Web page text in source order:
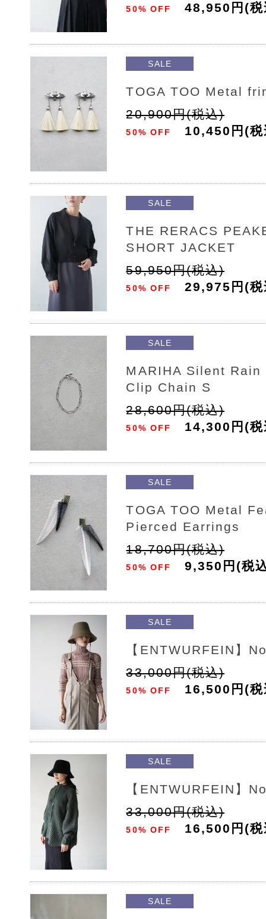
50% OFF 48,950円(
SALE
TOGA TOO Metal
20,900円(税込)
50% OFF 10,450円(
SALE
THE RERACS
SHORT JACKET
59,950円(税込)
50% OFF 29,975円(
SALE
MARIHA Silent
Clip Chain S
28,600円(税込)
50% OFF 14,300円(
SALE
TOGA TOO Metal
Pierced Earrings
18,700円(税込)
50% OFF 9,350円(税
SALE
【ENTWURFEIN】
33,000円(税込)
50% OFF 16,500円(
SALE
【ENTWURFEIN】
33,000円(税込)
50% OFF 16,500円(
SALE